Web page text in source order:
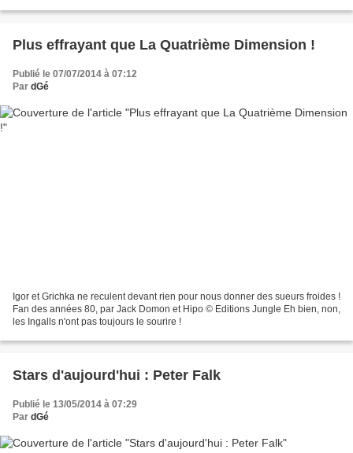
Plus effrayant que La Quatrième Dimension !
Publié le 07/07/2014 à 07:12
Par dGé
Igor et Grichka ne reculent devant rien pour nous donner des sueurs froides !
Fan des années 80, par Jack Domon et Hipo © Editions Jungle Eh bien, non,
les Ingalls n'ont pas toujours le sourire !
Stars d'aujourd'hui : Peter Falk
Publié le 13/05/2014 à 07:29
Par dGé